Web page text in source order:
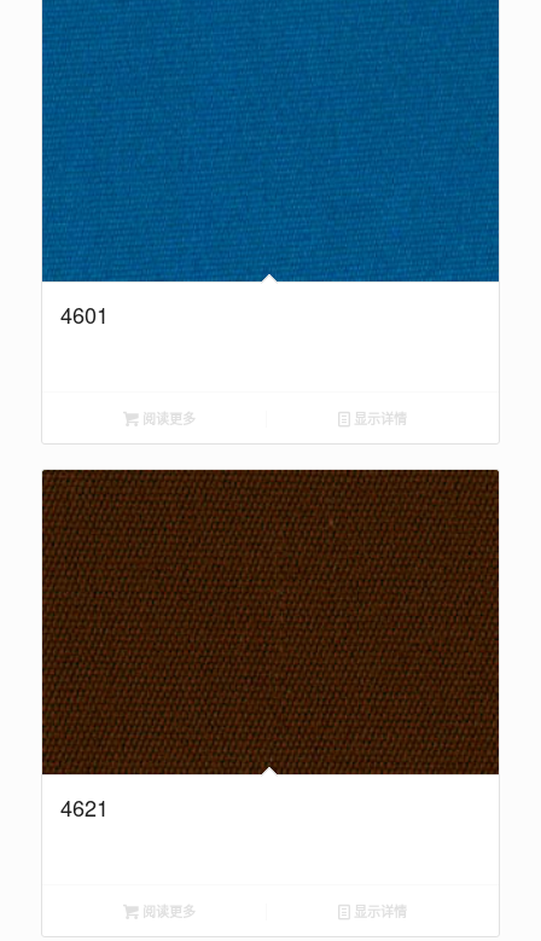
4601
阅读更多 显示详情
4621
阅读更多 显示详情